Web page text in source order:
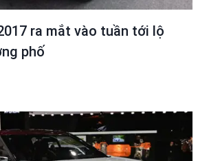
ra mắt vào tuần tới lộ
phố